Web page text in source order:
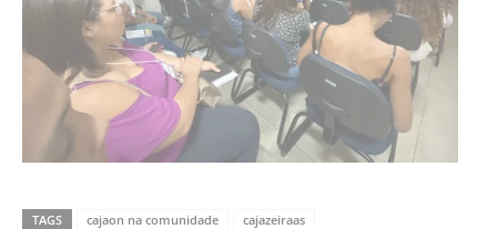
TAGS cajaon na comunidade cajazeiraas